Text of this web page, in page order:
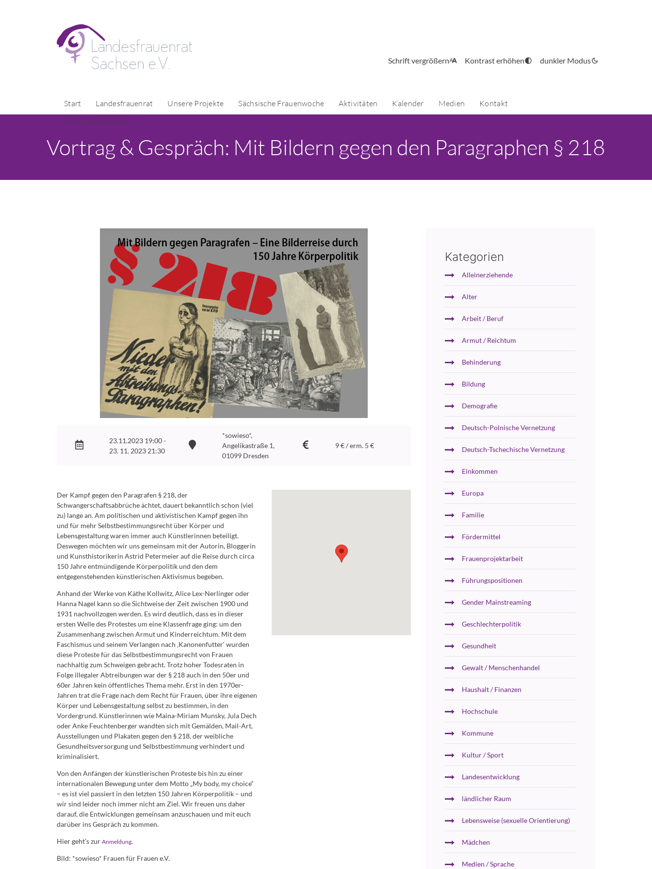
Schrift vergrößern Kontrast erhöhen dunkler Modus
Start Landesfrauenrat Unsere Projekte Sächsische Frauenwoche Aktivitäten Kalender Medien
Kontakt
Verein unterstützen
Vortrag & Gespräch: Mit Bildern gegen den Paragraphen § 218
23.11.2023 19:00 -
23. 11. 2023 21:30
*sowieso*,
Angelikastraße 1,
01099 Dresden
9 € / erm. 5 €
Der Kampf gegen den Paragrafen § 218, der
Schwangerschaftsabbrüche ächtet, dauert bekanntlich schon (viel
zu) lange an. Am politischen und aktivistischen Kampf gegen ihn
und für mehr Selbstbestimmungsrecht über Körper und
Lebensgestaltung waren immer auch Künstlerinnen beteiligt.
Deswegen möchten wir uns gemeinsam mit der Autorin, Bloggerin
und Kunsthistorikerin Astrid Petermeier auf die Reise durch circa
150 Jahre entmündigende Körperpolitik und den dem
entgegenstehenden künstlerischen Aktivismus begeben.
Anhand der Werke von Käthe Kollwitz, Alice Lex-Nerlinger oder
Hanna Nagel kann so die Sichtweise der Zeit zwischen 1900 und
1931 nachvollzogen werden. Es wird deutlich, dass es in dieser
ersten Welle des Protestes um eine Klassenfrage ging: um den
Zusammenhang zwischen Armut und Kinderreichtum. Mit dem
Faschismus und seinem Verlangen nach ‚Kanonenfutter‘ wurden
diese Proteste für das Selbstbestimmungsrecht von Frauen
nachhaltig zum Schweigen gebracht. Trotz hoher Todesraten in
Folge illegaler Abtreibungen war der § 218 auch in den 50er und
60er Jahren kein öffentliches Thema mehr. Erst in den 1970er-
Jahren trat die Frage nach dem Recht für Frauen, über ihre eigenen
Körper und Lebensgestaltung selbst zu bestimmen, in den
Vordergrund. Künstlerinnen wie Maina-Miriam Munsky, Jula Dech
oder Anke Feuchtenberger wandten sich mit Gemälden, Mail-Art,
Ausstellungen und Plakaten gegen den § 218, der weibliche
Gesundheitsversorgung und Selbstbestimmung verhindert und
kriminalisiert.
Von den Anfängen der künstlerischen Proteste bis hin zu einer
internationalen Bewegung unter dem Motto „My body, my choice“
– es ist viel passiert in den letzten 150 Jahren Körperpolitik – und
wir sind leider noch immer nicht am Ziel. Wir freuen uns daher
darauf, die Entwicklungen gemeinsam anzuschauen und mit euch
darüber ins Gespräch zu kommen.
Hier geht’s zur Anmeldung.
Bild: *sowieso* Frauen für Frauen e.V.
Kategorien
Alleinerziehende
Alter
Arbeit / Beruf
Armut / Reichtum
Behinderung
Bildung
Demografie
Deutsch-Polnische Vernetzung
Deutsch-Tschechische Vernetzung
Einkommen
Europa
Familie
Fördermittel
Frauenprojektarbeit
Führungspositionen
Gender Mainstreaming
Geschlechterpolitik
Gesundheit
Gewalt / Menschenhandel
Haushalt / Finanzen
Hochschule
Kommune
Kultur / Sport
Landesentwicklung
ländlicher Raum
Lebensweise (sexuelle Orientierung)
Mädchen
Medien / Sprache